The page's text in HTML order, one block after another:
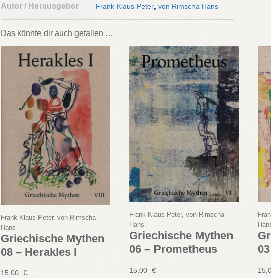
Autor / Herausgeber
Frank Klaus-Peter ,von Rimscha Hans
Das könnte dir auch gefallen …
Frank Klaus-Peter, von Rimscha
Hans
Griechische Mythen
08 – Herakles I
15,00 €
Frank Klaus-Peter, von Rimscha
Hans
Griechische Mythen
06 – Prometheus
15,00 €